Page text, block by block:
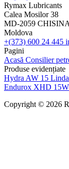
Rymax Lubricants
Calea Mosilor 38
MD-2059
Moldova
+(373) 600 24 445
Pagini
Acasă Consilier
Produse evidențiate
Hydra AW 15
Endurox XHD
Copyright © 2026